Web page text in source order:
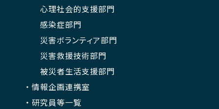
心理社会的支援部門
感染症部門
災害ボランティア部門
災害救援技術部門
被災者生活支援部門
情報企画連携室
研究員等一覧